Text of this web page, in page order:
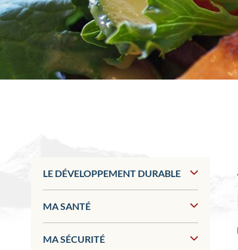
LE DÉVELOPPEMENT DURABLE
MA SANTÉ
MA SÉCURITÉ